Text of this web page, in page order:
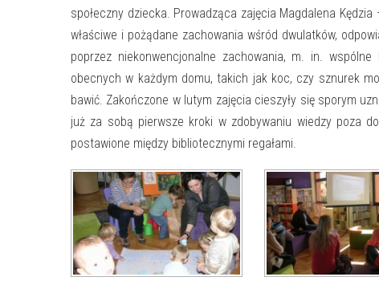
społeczny dziecka. Prowadząca zajęcia Magdalena
właściwe i pożądane zachowania wśród dwulatków,
poprzez niekonwencjonalne zachowania, m. in.
obecnych w każdym domu, takich jak koc, czy sznurek
bawić. Zakończone w lutym zajęcia cieszyły się sporym
już za sobą pierwsze kroki w zdobywaniu wiedzy poza
postawione między bibliotecznymi regałami.